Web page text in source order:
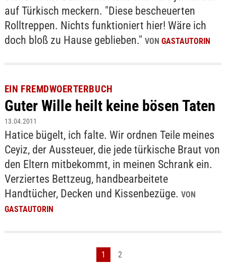
auf Türkisch meckern. "Diese bescheuerten
Rolltreppen. Nichts funktioniert hier! Wäre ich
doch bloß zu Hause geblieben." VON GASTAUTORIN
EIN FREMDWOERTERBUCH
Guter Wille heilt keine bösen Taten
13.04.2011
Hatice bügelt, ich falte. Wir ordnen Teile meines
Ceyiz, der Aussteuer, die jede türkische Braut von
den Eltern mitbekommt, in meinen Schrank ein.
Verziertes Bettzeug, handbearbeitete
Handtücher, Decken und Kissenbezüge. VON
GASTAUTORIN
1 2